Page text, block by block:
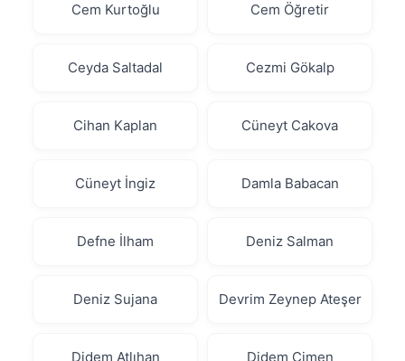
Cem Kurtoğlu Cem Öğretir
Ceyda Saltadal Cezmi Gökalp
Cihan Kaplan Cüneyt Cakova
Cüneyt İngiz Damla Babacan
Defne İlham Deniz Salman
Deniz Sujana Devrim Zeynep Ateşer
Didem Atlıhan Didem Çimen